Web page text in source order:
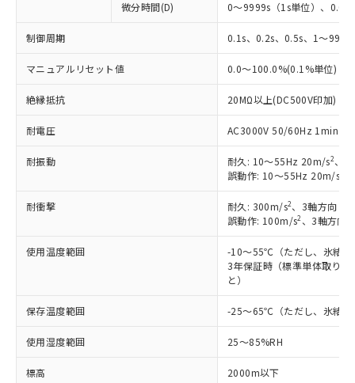
微分時間(D) 0～9999s（1s単位）、0.0
制御周期 0.1s、0.2s、0.5s、1～99s
マニュアルリセット値 0.0～100.0%(0.1%単位)
絶縁抵抗 20MΩ以上(DC500V印加)
耐電圧 AC3000V 50/60Hz 1min (
耐振動 耐久: 10～55Hz 20m/s2、3
誤動作: 10～55Hz 20m/s
耐衝撃 耐久: 300m/s2、3軸方向 各
誤動作: 100m/s2 、3軸方向
使用温度範囲
-10～55℃（ただし、氷結、
3年保証時（標準単体取り
と）
保存温度範囲 -25～65℃（ただし、氷結、
使用湿度範囲 25～85%RH
標高 2000m以下
以下の条件をお読みいただき、同意のうえ
本サービスは、当社制御機器事業取扱
商品の当社在庫状況および標準価格
(税抜)を提供させていただくもので
当社制御機器事業取扱商品の中には、
本サービスの対象外となる商品もある
在庫状況および標準価格照会結果は、
記載している更新日時点での社内デー
対応済み：EU RoHS指令（10物質）の
非含有に対応した製品が提供可能な商品で
対応予定：EU RoHS指令（10物質）の非含
有に対応した製品に切り替える予定のある
対応予定なし：EU RoHS指令（10物質）の
非含有に非対応の商品で、対応品を出す予
調査・確認中：EU RoHS指令（10物質）の
非含有の対応状況を調査中または確認中の
非該当品：ライセンス料など無形物で、有
害物質有無と関係のない商品です。
仕入先様の事情により、非含有部品として
いたものが、含有品と判明した場合などや
むを得ず変更することがあります。
※1 中国RoHS○×表
「○」：最大均質材料含有率が中国RoHSの
基準値以下であることを示します。
「×」：最大均質材料含有率が中国RoHSの
基準値を超えていることを示します。
「－」：未確認です。当社販売部門へお問
当社は、これら貴社製品のうち、外国
為替および外国貿易法に定める商品
（以下｢規制貨物等」という）を輸出